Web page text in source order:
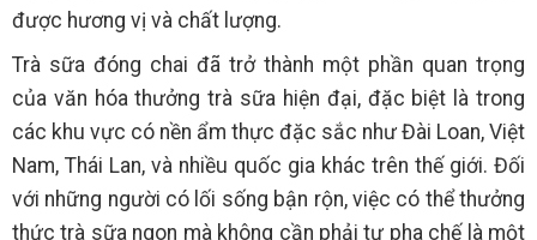
được hương vị và chất lượng.
Trà sữa đóng chai đã trở thành một phần quan trọng
của văn hóa thưởng trà sữa hiện đại, đặc biệt là trong
các khu vực có nền ẩm thực đặc sắc như Đài Loan, Việt
Nam, Thái Lan, và nhiều quốc gia khác trên thế giới. Đối
với những người có lối sống bận rộn, việc có thể thưởng
thức trà sữa ngon mà không cần phải tự pha chế là một